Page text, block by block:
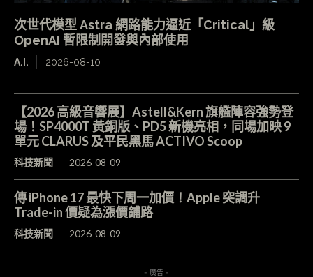
次世代模型 Astra 網路能力逼近「Critical」級
OpenAI 暫限制開發與內部使用
A.I. 2026-08-10
【2026 高級音響展】Astell&Kern 旗艦陣容強勢登
場！SP4000T 黃銅版、PD5 新機亮相，同場加映 9
單元 CLARUS 及平民黑馬 ACTIVO Scoop
科技新聞 2026-08-09
傳 iPhone 17 最快下周一加價！Apple 突調升
Trade-in 價疑為漲價鋪路
科技新聞 2026-08-09
- 廣告 -